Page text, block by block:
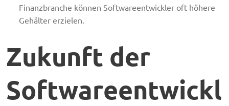
Finanzbranche können Softwareentwickler oft höhere
Gehälter erzielen.
Zukunft der
Softwareentwickl